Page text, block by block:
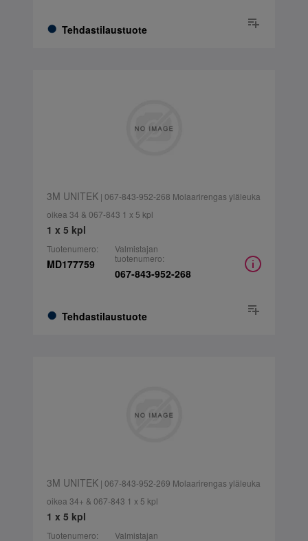
Tehdastilaustuote
3M UNITEK| 067-843-952-268 Molaarirengas yläleuka
oikea 34 & 067-843 1 x 5 kpl
1 x 5 kpl
Tuotenumero:
MD177759
Tehdastilaustuote
Valmistajan
tuotenumero:
067-843-952-268
3M UNITEK| 067-843-952-269 Molaarirengas yläleuka
oikea 34+ & 067-843 1 x 5 kpl
1 x 5 kpl
Tuotenumero:
Valmistajan